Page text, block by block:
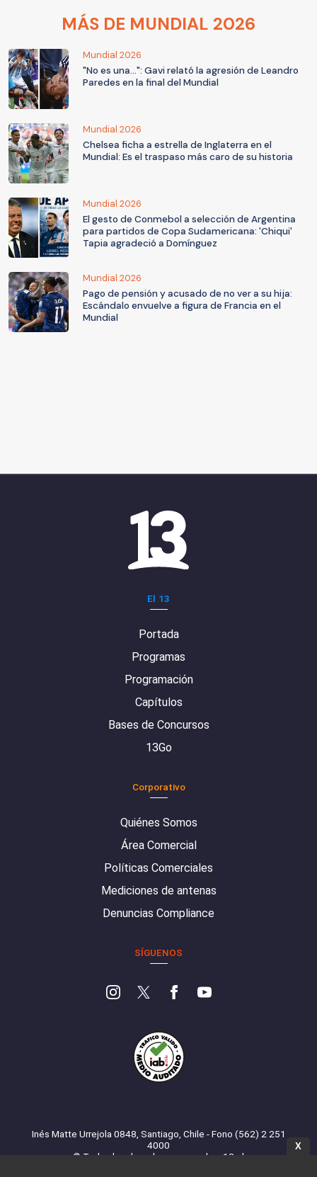
MÁS DE MUNDIAL 2026
Mundial 2026
"No es una...": Gavi relató la agresión de Leandro
Paredes en la final del Mundial
Mundial 2026
Chelsea ficha a estrella de Inglaterra en el
Mundial: Es el traspaso más caro de su historia
Mundial 2026
El gesto de Conmebol a selección de Argentina
para partidos de Copa Sudamericana: 'Chiqui'
Tapia agradeció a Domínguez
Mundial 2026
Pago de pensión y acusado de no ver a su hija:
Escándalo envuelve a figura de Francia en el
Mundial
El 13
Portada
Programas
Programación
Capítulos
Bases de Concursos
13Go
Corporativo
Quiénes Somos
Área Comercial
Políticas Comerciales
Mediciones de antenas
Denuncias Compliance
SÍGUENOS
Inés Matte Urrejola 0848, Santiago, Chile - Fono (562) 2 251
4000
© Todos los derechos reservados. 13.cl
X